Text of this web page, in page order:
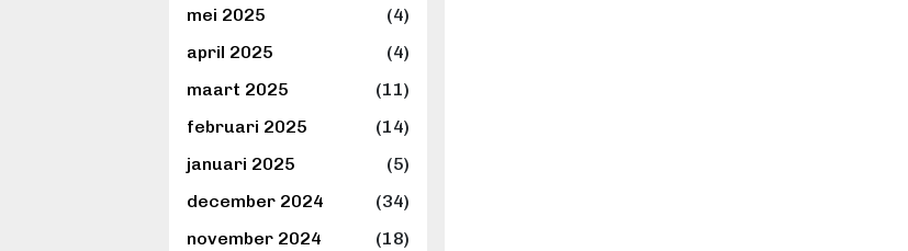
mei 2025
(4)
april 2025
(4)
maart 2025
(11)
februari 2025
(14)
januari 2025
(5)
december 2024
(34)
november 2024
(18)